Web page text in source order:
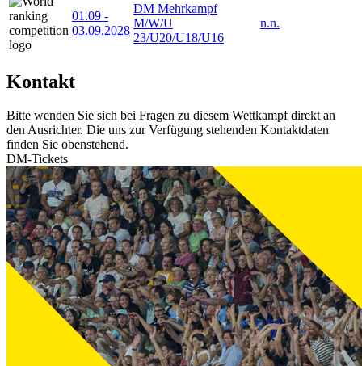
01.09 -
03.09.2028
DM Mehrkampf
M/W/U
23/U20/U18/U16
n.n.
Kontakt
Bitte wenden Sie sich bei Fragen zu diesem Wettkampf direkt an
den Ausrichter. Die uns zur Verfügung stehenden Kontaktdaten
finden Sie obenstehend.
DM-Tickets